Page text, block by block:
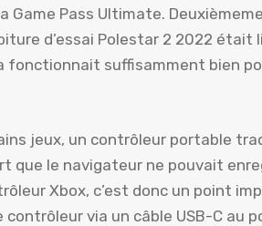
Game Pass Ultimate.
d’essai Polestar 2 2022 était
fonctionnait suffisamment bien
jeux, un contrôleur portable
que le navigateur ne pouvait
Xbox, c’est donc un point
via un câble USB-C au